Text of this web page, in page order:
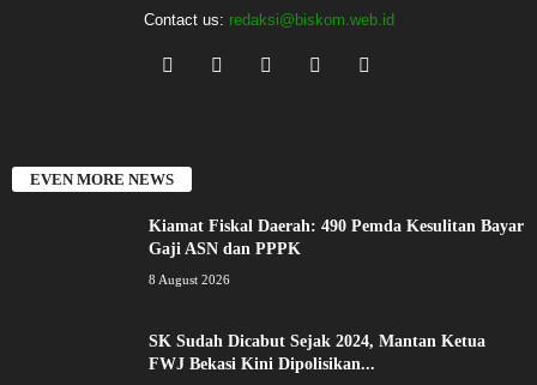
Contact us: redaksi@biskom.web.id
EVEN MORE NEWS
Kiamat Fiskal Daerah: 490 Pemda Kesulitan Bayar
Gaji ASN dan PPPK
8 August 2026
SK Sudah Dicabut Sejak 2024, Mantan Ketua
FWJ Bekasi Kini Dipolisikan...